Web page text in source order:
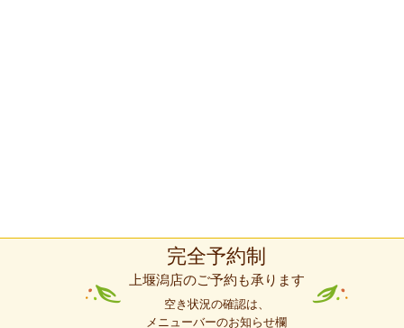
完全予約制
上堰潟店のご予約も承ります
空き状況の確認は、
メニューバーのお知らせ欄